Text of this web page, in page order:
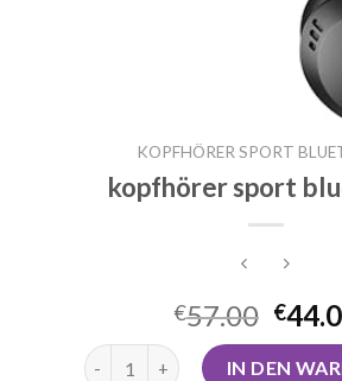
KOPFHÖRER SPORT
kopfhörer sport
€57.00 €
kopfhörer sport bluetooth
IN DEN